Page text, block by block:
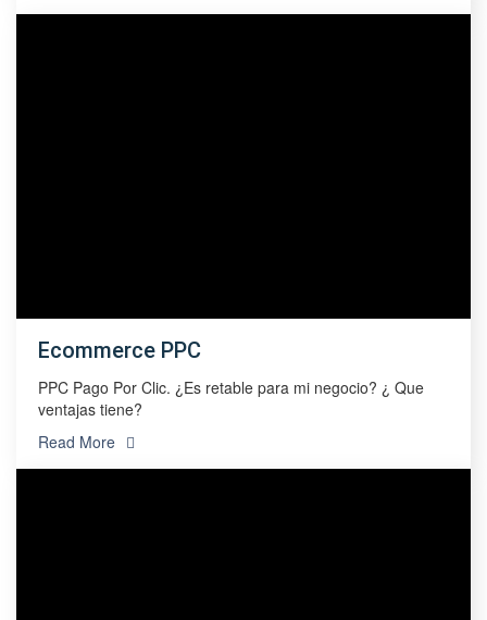
Ecommerce PPC
PPC Pago Por Clic. ¿Es retable para mi negocio? ¿ Que
ventajas tiene?
Read More